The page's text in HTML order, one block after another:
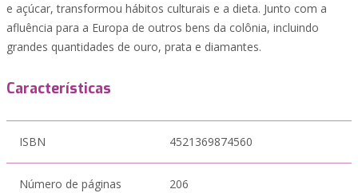
e açúcar, transformou hábitos culturais e a dieta. Junto com a
afluência para a Europa de outros bens da colônia, incluindo
grandes quantidades de ouro, prata e diamantes.
Características
ISBN 4521369874560
Número de páginas 206